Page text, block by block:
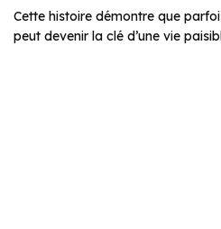
Cette histoire démontre que
peut devenir la clé d’une vie